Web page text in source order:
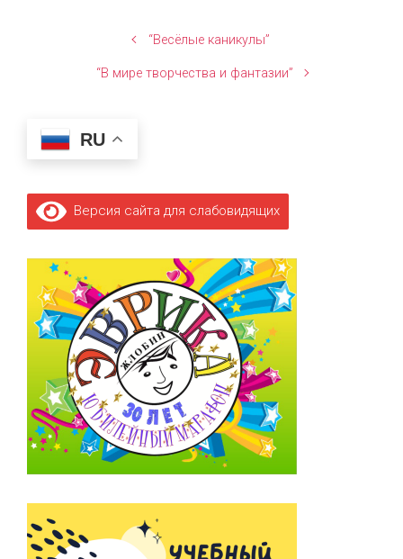
“Весёлые каникулы”
“В мире творчества и фантазии”
RU
Версия сайта для слабовидящих